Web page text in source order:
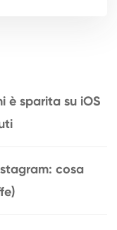
è sparita su iOS
cosa